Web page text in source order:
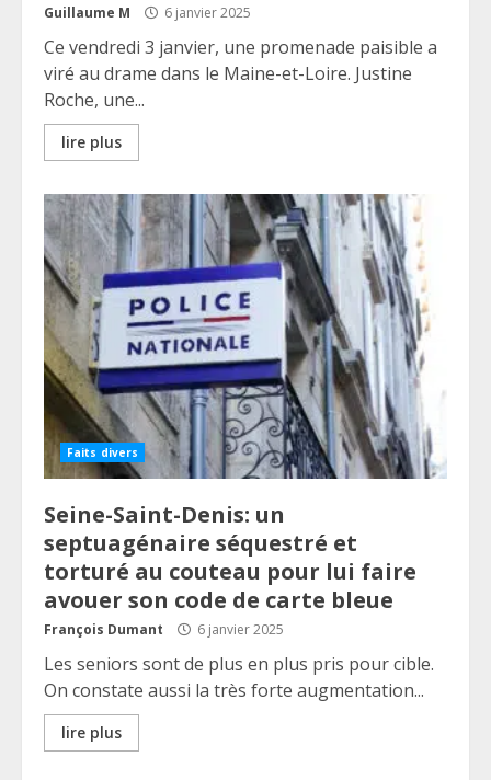
Guillaume M 6 janvier 2025
Ce vendredi 3 janvier, une promenade paisible a
viré au drame dans le Maine-et-Loire. Justine
Roche, une...
lire plus
Faits divers
Seine-Saint-Denis: un
septuagénaire séquestré et
torturé au couteau pour lui faire
avouer son code de carte bleue
François Dumant 6 janvier 2025
Les seniors sont de plus en plus pris pour cible.
On constate aussi la très forte augmentation...
lire plus